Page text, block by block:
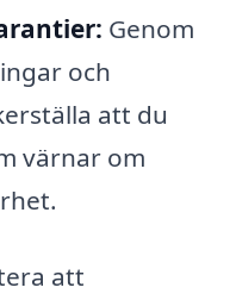
Genom
och
att du
värnar om
att